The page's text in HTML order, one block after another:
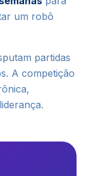
um robô
partidas
A competição